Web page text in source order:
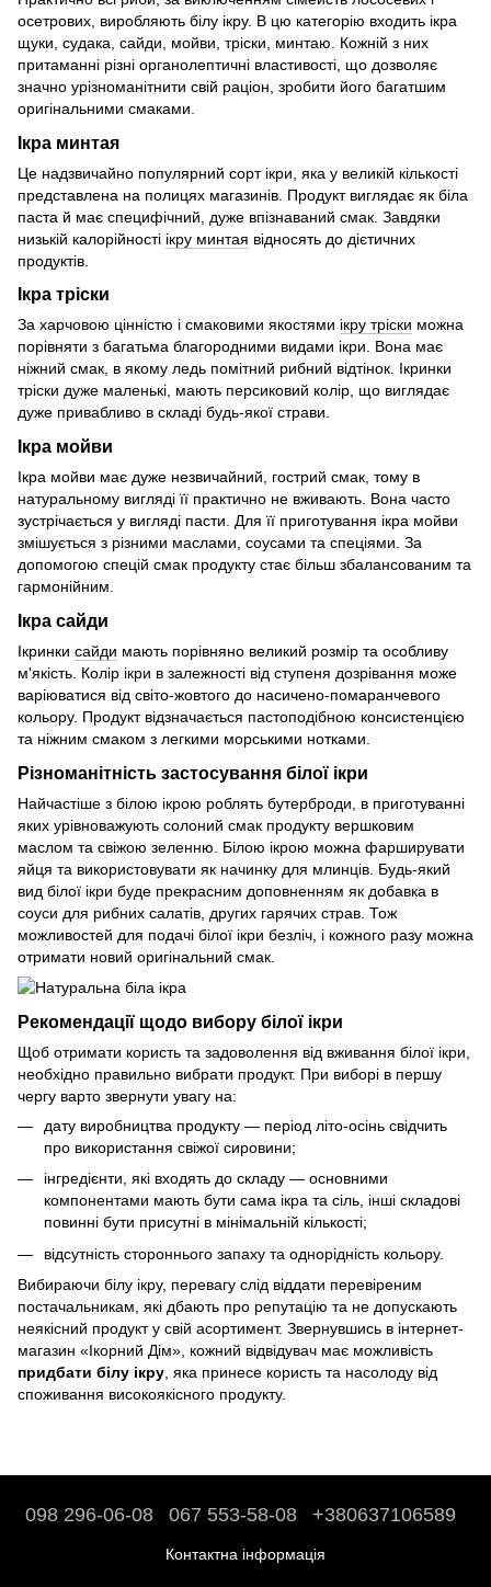
осетрових, виробляють білу ікру. В цю категорію входить ікра
щуки, судака, сайди, мойви, тріски, минтаю. Кожній з них
притаманні різні органолептичні властивості, що дозволяє
значно урізноманітнити свій раціон, зробити його багатшим
оригінальними смаками.
Ікра минтая
Це надзвичайно популярний сорт ікри, яка у великій кількості
представлена на полицях магазинів. Продукт виглядає як біла
паста й має специфічний, дуже впізнаваний смак. Завдяки
низькій калорійності ікру минтая відносять до дієтичних
продуктів.
Ікра тріски
За харчовою цінністю і смаковими якостями ікру тріски можна
порівняти з багатьма благородними видами ікри. Вона має
ніжний смак, в якому ледь помітний рибний відтінок. Ікринки
тріски дуже маленькі, мають персиковий колір, що виглядає
дуже привабливо в складі будь-якої страви.
Ікра мойви
Ікра мойви має дуже незвичайний, гострий смак, тому в
натуральному вигляді її практично не вживають. Вона часто
зустрічається у вигляді пасти. Для її приготування ікра мойви
змішується з різними маслами, соусами та спеціями. За
допомогою спецій смак продукту стає більш збалансованим та
гармонійним.
Ікра сайди
Ікринки сайди мають порівняно великий розмір та особливу
м'якість. Колір ікри в залежності від ступеня дозрівання може
варіюватися від світо-жовтого до насичено-помаранчевого
кольору. Продукт відзначається пастоподібною консистенцією
та ніжним смаком з легкими морськими нотками.
Різноманітність застосування білої ікри
Найчастіше з білою ікрою роблять бутерброди, в приготуванні
яких урівноважують солоний смак продукту вершковим
маслом та свіжою зеленню. Білою ікрою можна фарширувати
яйця та використовувати як начинку для млинців. Будь-який
вид білої ікри буде прекрасним доповненням як добавка в
соуси для рибних салатів, других гарячих страв. Тож
можливостей для подачі білої ікри безліч, і кожного разу можна
отримати новий оригінальний смак.
Рекомендації щодо вибору білої ікри
Щоб отримати користь та задоволення від вживання білої ікри,
необхідно правильно вибрати продукт. При виборі в першу
чергу варто звернути увагу на:
дату виробництва продукту — період літо-осінь свідчить
про використання свіжої сировини;
інгредієнти, які входять до складу — основними
компонентами мають бути сама ікра та сіль, інші складові
повинні бути присутні в мінімальній кількості;
відсутність стороннього запаху та однорідність кольору.
Вибираючи білу ікру, перевагу слід віддати перевіреним
постачальникам, які дбають про репутацію та не допускають
неякісний продукт у свій асортимент. Звернувшись в інтернет-
магазин «Ікорний Дім», кожний відвідувач має можливість
придбати білу ікру , яка принесе користь та насолоду від
споживання високоякісного продукту.
098 296-06-08 067 553-58-08 +380637106589
Контактна інформація